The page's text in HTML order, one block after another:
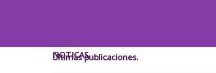
Últimas publicaciones.
NOTICAS.